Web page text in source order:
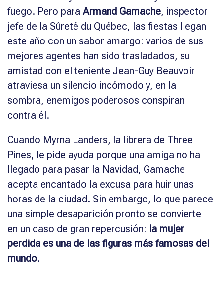
fuego. Pero para Armand Gamache, inspector
jefe de la Sûreté du Québec, las fiestas llegan
este año con un sabor amargo: varios de sus
mejores agentes han sido trasladados, su
amistad con el teniente Jean-Guy Beauvoir
atraviesa un silencio incómodo y, en la
sombra, enemigos poderosos conspiran
contra él.
Cuando Myrna Landers, la librera de Three
Pines, le pide ayuda porque una amiga no ha
llegado para pasar la Navidad, Gamache
acepta encantado la excusa para huir unas
horas de la ciudad. Sin embargo, lo que parece
una simple desaparición pronto se convierte
en un caso de gran repercusión: la mujer
perdida es una de las figuras más famosas del
mundo.